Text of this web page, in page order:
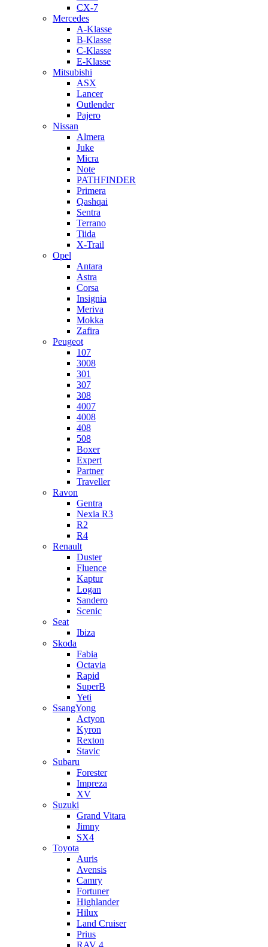
CX-7
Mercedes
A-Klasse
B-Klasse
C-Klasse
E-Klasse
Mitsubishi
ASX
Lancer
Outlender
Pajero
Nissan
Almera
Juke
Micra
Note
PATHFINDER
Primera
Qashqai
Sentra
Terrano
Tiida
X-Trail
Opel
Antara
Astra
Corsa
Insignia
Meriva
Mokka
Zafira
Peugeot
107
3008
301
307
308
4007
4008
408
508
Boxer
Expert
Partner
Traveller
Ravon
Gentra
Nexia R3
R2
R4
Renault
Duster
Fluence
Kaptur
Logan
Sandero
Scenic
Seat
Ibiza
Skoda
Fabia
Octavia
Rapid
SuperB
Yeti
SsangYong
Actyon
Kyron
Rexton
Stavic
Subaru
Forester
Impreza
XV
Suzuki
Grand Vitara
Jimny
SX4
Toyota
Auris
Avensis
Camry
Fortuner
Highlander
Hilux
Land Cruiser
Prius
RAV 4